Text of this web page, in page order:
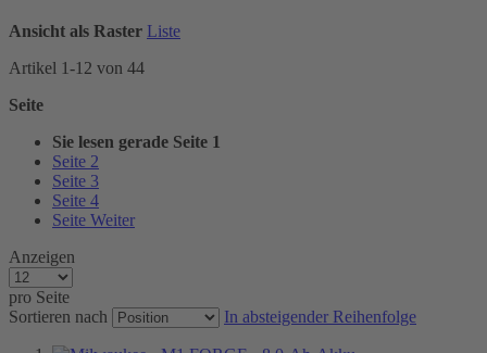
Ansicht als Raster Liste
Artikel 1-12 von 44
Seite
Sie lesen gerade Seite 1
Seite 2
Seite 3
Seite 4
Seite Weiter
Anzeigen
pro Seite
Sortieren nach
In absteigender Reihenfolge